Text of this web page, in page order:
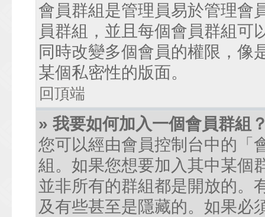
會員群組是管理員易於管理會
員群組，並且每個會員群組可
同時改變多個會員的權限，像
某個私密性的版面。
回頂端
» 我要如何加入一個會員群組
您可以經由會員控制台中的「
組。如果您想要加入其中某個
並非所有的群組都是開放的。
及有些甚至是隱藏的。如果必